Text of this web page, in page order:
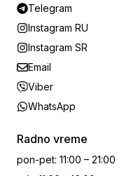
Telegram
Instagram RU
Instagram SR
Email
Viber
WhatsApp
Radno vreme
pon-pet: 11:00 – 21:00